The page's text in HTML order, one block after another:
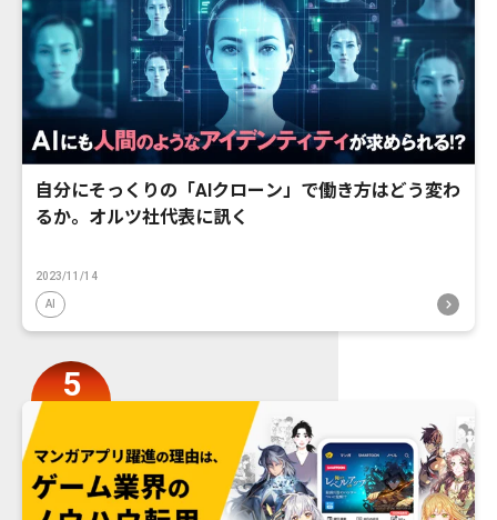
自分にそっくりの「AIクローン」で働き方はどう変わ
るか。オルツ社代表に訊く
2023/11/14
AI